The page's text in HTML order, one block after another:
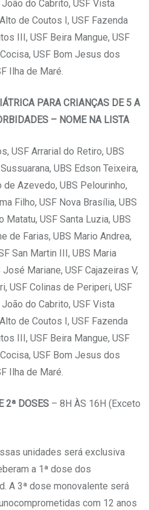
do Cabrito, USF Vista
de Coutos I, USF Fazenda
III, USF Beira Mangue, USF
USF Bom Jesus dos
Ilha de Maré.
PARA CRIANÇAS DE 5 A
– NOME NA LISTA
USF Arrarial do Retiro, UBS
UBS Edson Teixeira,
de Azevedo, UBS Pelourinho,
Filho, USF Nova Brasília, UBS
Matatu, USF Santa Luzia, UBS
de Farias, UBS Mario Andrea,
San Martin III, UBS Maria
Mariane, USF Cajazeiras V,
USF Colinas de Periperi, USF
do Cabrito, USF Vista
de Coutos I, USF Fazenda
III, USF Beira Mangue, USF
USF Bom Jesus dos
Ilha de Maré.
2ª DOSES – 8H ÀS 16H (Exceto
unidades será exclusiva
a 1ª dose dos
A 3ª dose monovalente será
com 12 anos